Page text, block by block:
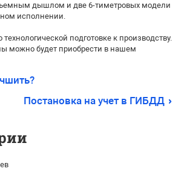
дышлом и две 6-тиметровых модели
исполнении.
подготовке к производству.
можно будет приобрести в нашем
Постановка на учет в ГИБДД